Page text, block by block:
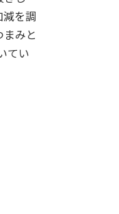
減を調
みと
てい